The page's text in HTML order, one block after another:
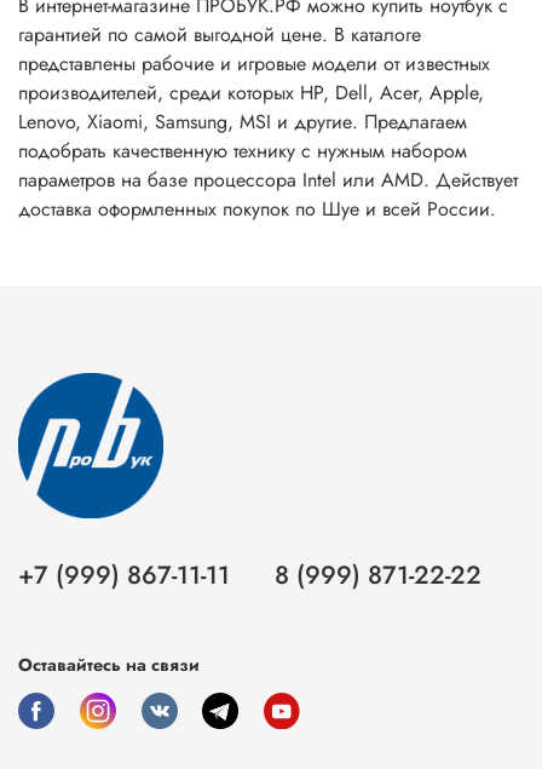
гарантией по самой выгодной цене. В каталоге
представлены рабочие и игровые модели от известных
производителей, среди которых HP, Dell, Acer, Apple,
Lenovo, Xiaomi, Samsung, MSI и другие. Предлагаем
подобрать качественную технику с нужным набором
параметров на базе процессора Intel или AMD. Действует
доставка оформленных покупок по Шуе и всей России.
+7 (999) 867-11-11 8 (999) 871-22-22
Оставайтесь на связи